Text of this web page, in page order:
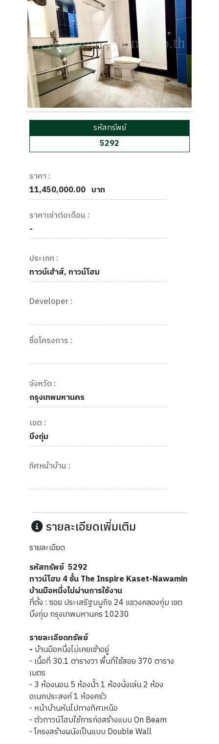
รหัสทรัพย์
5292
ราคา :
11,450,000.00 บาท
ราคาเช่าต่อเดือน :
-
ประเภท :
ทาวน์เฮ้าส์, ทาวน์โฮม
Developer :
ชื่อโครงการ :
จังหวัด :
กรุงเทพมหานคร
เขต :
บึงกุ่ม
ทิศหน้าบ้าน :
รายละเอียดเพิ่มเติม
รายละเอียด
รหัสทรัพย์5292
ทาวน์โฮม 4 ชั้น The Inspire Kaset-Nawamin
บ้านมือหนึ่งไม่ผ่านการใช้งาน
ที่ตั้ง : ซอย ประเสริฐมนูกิจ 24 แขวงคลองกุ่ม เขต
บึงกุ่ม กรุงเทพมหานคร 10230
รายละเอียดทรัพย์
- บ้านมือหนึ่งไม่เคยเข้าอยู่
- เนื้อที่ 30.1 ตารางวา พื้นที่ใช้สอย 370 ตาราง
เมตร
- 3 ห้องนอน 5 ห้องน้ำ 1 ห้องนั่งเล่น 2 ห้อง
อเนกประสงค์ 1 ห้องครัว
- หน้าบ้านหันไปทางทิศเหนือ
- ตัวทาวน์โฮมใช้การก่อสร้างแบบ On Beam
- โครงสร้างผนังเป็นแบบ Double Wall